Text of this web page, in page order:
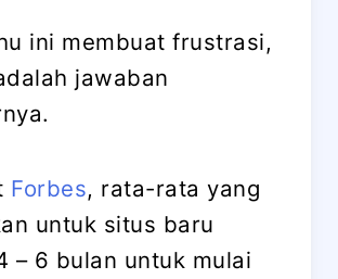
ini membuat frustrasi,
jawaban
Forbes, rata-rata yang
untuk situs baru
– 6 bulan untuk mulai